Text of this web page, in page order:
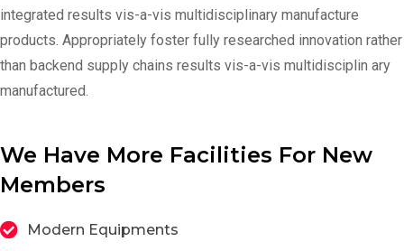
integrated results vis-a-vis multidisciplinary manufacture
products. Appropriately foster fully researched innovation rather
than backend supply chains results vis-a-vis multidisciplin ary
manufactured.
We Have More Facilities For New
Members
Modern Equipments